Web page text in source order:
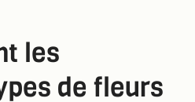
les
de fleurs